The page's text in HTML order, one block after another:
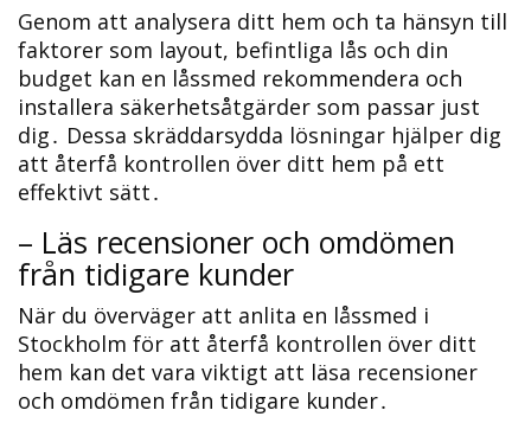
Genom att analysera ditt hem och ta hänsyn till
faktorer som layout, befintliga lås och din
budget kan en låssmed rekommendera och
installera säkerhetsåtgärder som passar just
dig․ Dessa skräddarsydda lösningar hjälper dig
att återfå kontrollen över ditt hem på ett
effektivt sätt․
– Läs recensioner och omdömen
från tidigare kunder
När du överväger att anlita en låssmed i
Stockholm för att återfå kontrollen över ditt
hem kan det vara viktigt att läsa recensioner
och omdömen från tidigare kunder․